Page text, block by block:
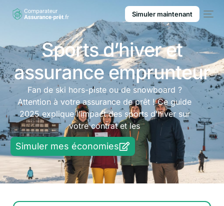
Simuler maintenant
Sports d’hiver et
assurance emprunteur
Fan de ski hors-piste ou de snowboard ?
Attention à votre assurance de prêt ! Ce guide
2025 explique l’impact des sports d’hiver sur
votre contrat et les
Simuler mes économies